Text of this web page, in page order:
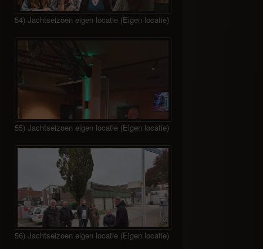
54) Jachtseizoen eigen locatie (Eigen locatie)
55) Jachtseizoen eigen locatie (Eigen locatie)
56) Jachtseizoen eigen locatie (Eigen locatie)